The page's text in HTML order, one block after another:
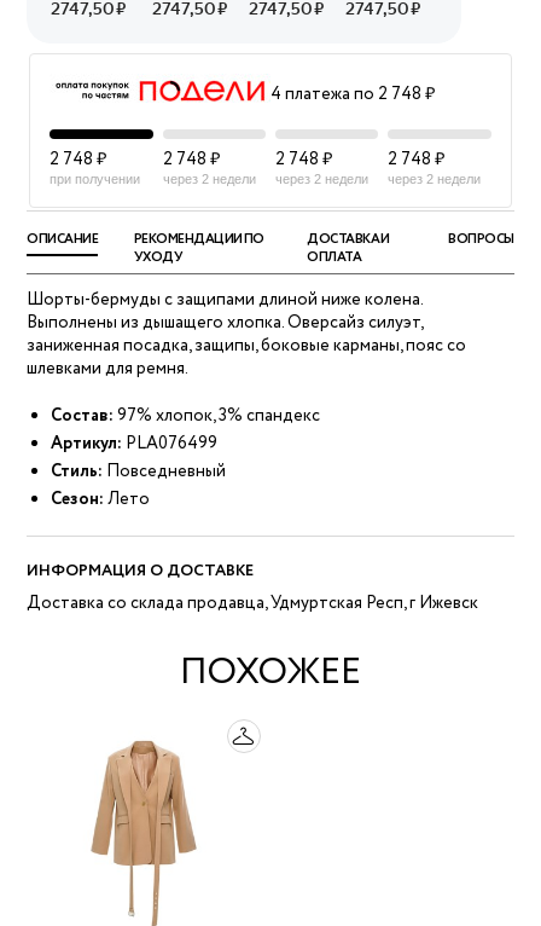
4 платежа по 2 748 ₽
2 748 ₽
при получении
2 748 ₽
через 2 недели
2 748 ₽
через 2 недели
2 748 ₽
через 2 недели
ОПИСАНИЕ
РЕКОМЕНДАЦИИ ПО
УХОДУ
ДОСТАВКА И
ОПЛАТА
ВОПРОСЫ
Шорты-бермуды с защипами длиной ниже колена.
Выполнены из дышащего хлопка. Оверсайз силуэт,
заниженная посадка, защипы, боковые карманы, пояс со
шлевками для ремня.
Состав: 97% хлопок, 3% спандекс
Артикул: PLA076499
Стиль: Повседневный
Сезон: Лето
ИНФОРМАЦИЯ О ДОСТАВКЕ
Доставка со склада продавца, Удмуртская Респ, г Ижевск
ПОХОЖЕЕ